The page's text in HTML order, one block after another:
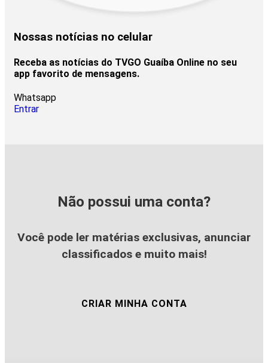
Nossas notícias no celular
Receba as notícias do TVGO Guaíba Online no seu
app favorito de mensagens.
Whatsapp
Entrar
Não possui uma conta?
Você pode ler matérias exclusivas, anunciar
classificados e muito mais!
CRIAR MINHA CONTA